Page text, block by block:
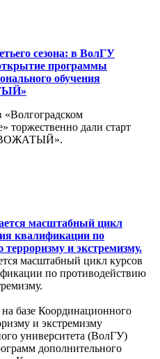
сезона: в ВолГУ
программы
обучения
«Волгоградском
торжественно дали старт
«ВОЖАТЫЙ».
масштабный цикл
квалификации по
терроризму и экстремизму.
масштабный цикл курсов
по противодействию
базе Координационного
и экстремизму
университета (ВолГУ)
дополнительного